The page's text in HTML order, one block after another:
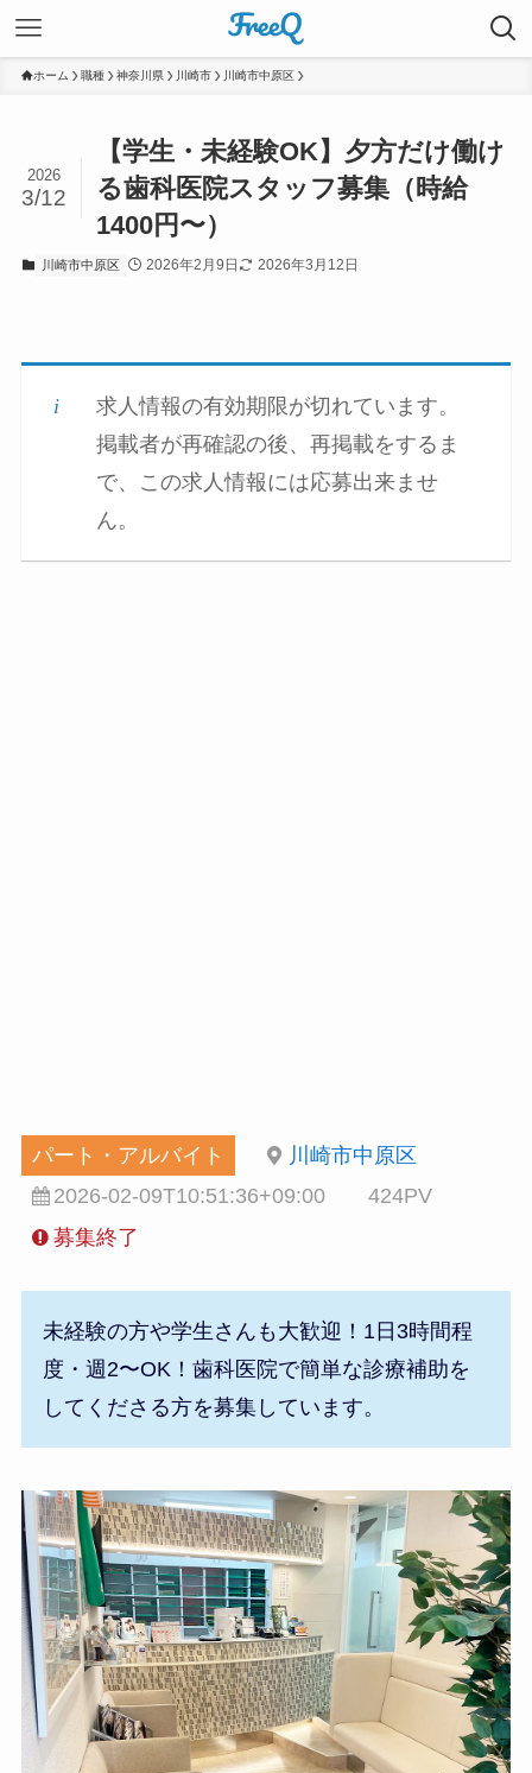
ホーム 職種 神奈川県 川崎市 川崎市中原区
【学生・未経験OK】夕方だけ働け
る歯科医院スタッフ募集（時給
1400円〜）
2026
3/12
川崎市中原区 2026年2月9日 2026年3月12日
求人情報の有効期限が切れています。
掲載者が再確認の後、再掲載をするま
で、この求人情報には応募出来ませ
ん。
パート・アルバイト
川崎市中原区
2026-02-09T10:51:36+09:00
424PV
募集終了
未経験の方や学生さんも大歓迎！1日3時間程
度・週2〜OK！歯科医院で簡単な診療補助を
してくださる方を募集しています。